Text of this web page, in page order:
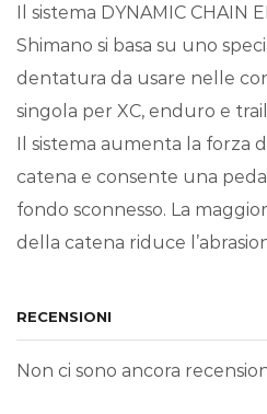
Il sistema DYNAMIC CHAIN
Shimano si basa su uno
dentatura da usare nelle
singola per XC, enduro e
Il sistema aumenta la forza
catena e consente una
fondo sconnesso. La
della catena riduce
RECENSIONI
Non ci sono ancora